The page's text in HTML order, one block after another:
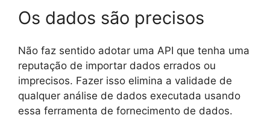
Os dados são precisos
Não faz sentido adotar uma API que tenha uma
reputação de importar dados errados ou
imprecisos. Fazer isso elimina a validade de
qualquer análise de dados executada usando
essa ferramenta de fornecimento de dados.